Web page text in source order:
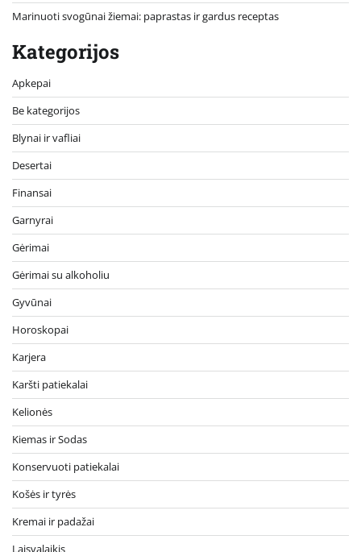
Marinuoti svogūnai žiemai: paprastas ir gardus receptas
Kategorijos
Apkepai
Be kategorijos
Blynai ir vafliai
Desertai
Finansai
Garnyrai
Gėrimai
Gėrimai su alkoholiu
Gyvūnai
Horoskopai
Karjera
Karšti patiekalai
Kelionės
Kiemas ir Sodas
Konservuoti patiekalai
Košės ir tyrės
Kremai ir padažai
Laisvalaikis